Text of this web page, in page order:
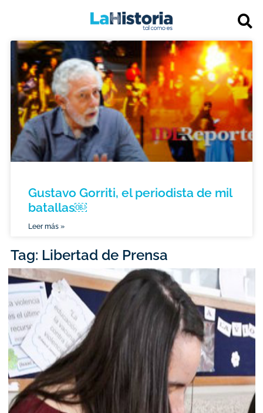
Gustavo Gorriti, el periodista de mil
batallas￼
Leer más »
Tag: Libertad de Prensa